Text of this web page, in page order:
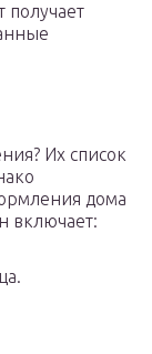
получает
Их список
дома
включает: